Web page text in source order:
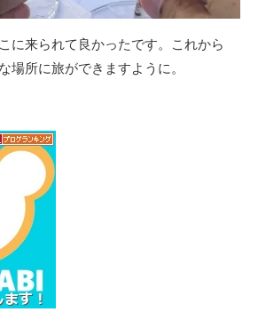
に来られて良かったです。これから
場所に旅ができますように。